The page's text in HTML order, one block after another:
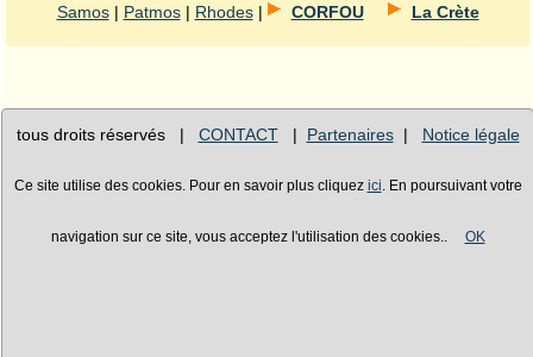
Samos| Patmos| Rhodes| CORFOU La Crète
tous droits réservés | CONTACT| Partenaires| Notice légale
Ce site utilise des cookies. Pour en savoir plus cliquez ici . En poursuivant votre
navigation sur ce site, vous acceptez l'utilisation des cookies.. OK